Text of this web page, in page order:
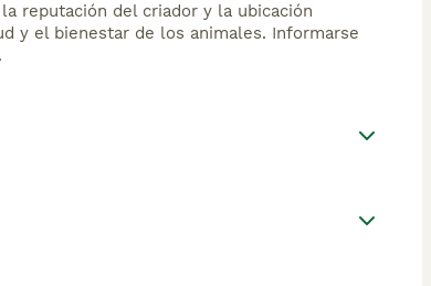
reputación del criador y la ubicación
y el bienestar de los animales. Informarse